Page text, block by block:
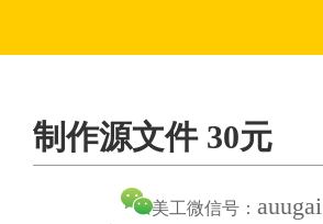
制作源文件 30元
美工微信号： auugai